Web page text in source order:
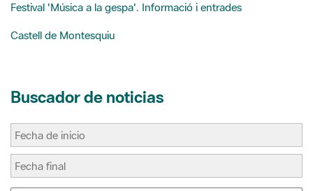
Buscador de noticias